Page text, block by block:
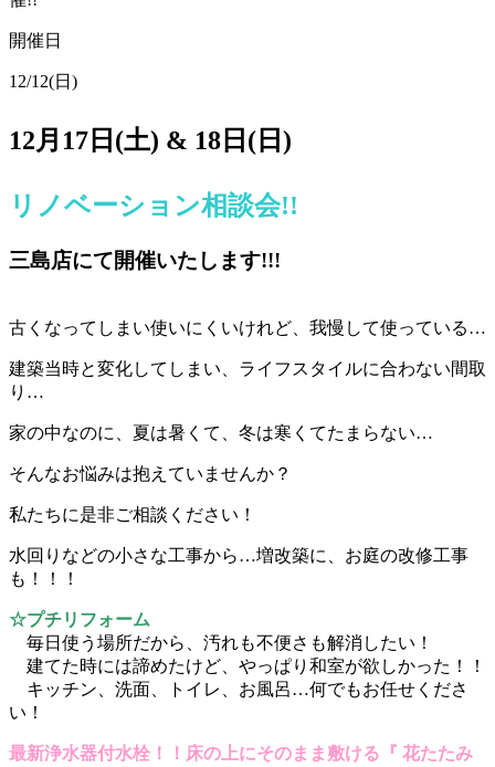
開催日
12/12(日)
12月17日(土) & 18日(日)
リノベーション相談会!!
三島店にて開催いたします!!!
古くなってしまい使いにくいけれど、我慢して使っている…
建築当時と変化してしまい、ライフスタイルに合わない間取
り…
家の中なのに、夏は暑くて、冬は寒くてたまらない…
そんなお悩みは抱えていませんか？
私たちに是非ご相談ください！
水回りなどの小さな工事から…増改築に、お庭の改修工事
も！！！
☆プチリフォーム
毎日使う場所だから、汚れも不便さも解消したい！
建てた時には諦めたけど、やっぱり和室が欲しかった！！
キッチン、洗面、トイレ、お風呂…何でもお任せくださ
い！
最新浄水器付水栓！！床の上にそのまま敷ける『 花たたみ